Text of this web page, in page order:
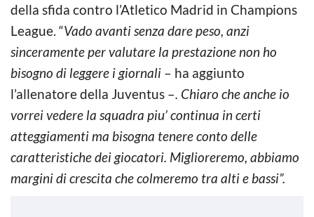
della sfida contro l’Atletico Madrid in Champions
League. “Vado avanti senza dare peso, anzi
sinceramente per valutare la prestazione non ho
bisogno di leggere i giornali – ha aggiunto
l’allenatore della Juventus –. Chiaro che anche io
vorrei vedere la squadra piu’ continua in certi
atteggiamenti ma bisogna tenere conto delle
caratteristiche dei giocatori. Miglioreremo, abbiamo
margini di crescita che colmeremo tra alti e bassi”.